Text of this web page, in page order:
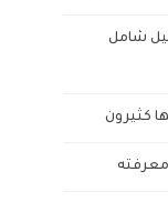
شامل
كثيرون
معرفته